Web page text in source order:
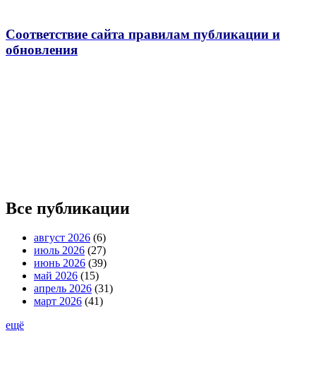
Соответствие сайта правилам публикации и
обновления
Все публикации
август 2026 (6)
июль 2026 (27)
июнь 2026 (39)
май 2026 (15)
апрель 2026 (31)
март 2026 (41)
ещё